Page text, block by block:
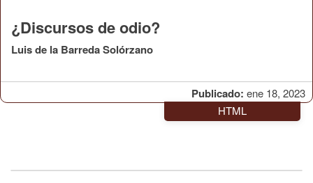
Publicado: ene 18, 2023
¿Discursos de odio?
Luis de la Barreda Solórzano
HTML